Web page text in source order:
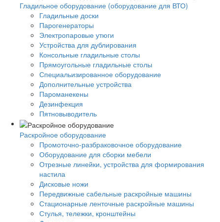
Гладильное оборудование (оборудование для ВТО)
Гладильные доски
Парогенераторы
Электропаровые утюги
Устройства для дублирования
Консольные гладильные столы
Прямоугольные гладильные столы
Специальизированное оборудование
Дополнительные устройства
Пароманекены
Дезинфекция
Пятновыводитель
Раскройное оборудование
Промоточно-разбраковочное оборудование
Оборудование для сборки мебели
Отрезные линейки, устройства для формирования
настила
Дисковые ножи
Передвижные сабельные раскройные машины
Стационарные ленточные раскройные машины
Стулья, тележки, кронштейны